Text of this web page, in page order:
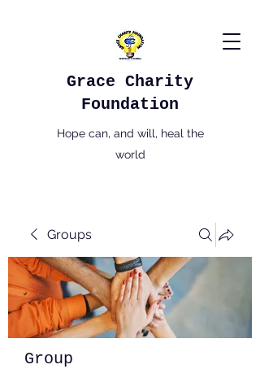
Grace Charity
Foundation
Hope can, and will, heal the
world
Groups
Group